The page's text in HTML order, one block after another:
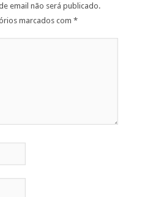
email não será publicado.
marcados com *